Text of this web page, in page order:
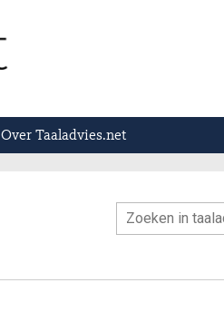
Over Taaladvies.net